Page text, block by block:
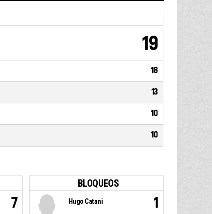
19
18
13
10
10
7
BLOQUEOS
Hugo Catani 1